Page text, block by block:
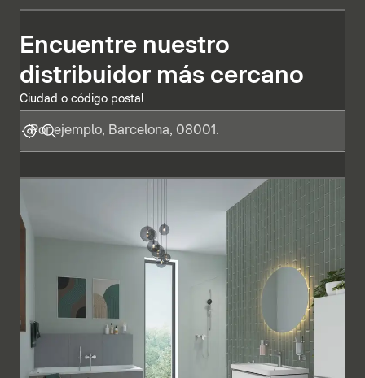
Encuentre nuestro
distribuidor más cercano
Ciudad o código postal